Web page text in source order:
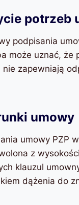
potrzeb
podpisania
może uznać,
zapewniają
umowy
umowy PZP
z
klauzul
dążenia do